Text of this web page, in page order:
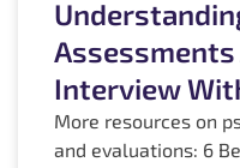
Interview
More resources on
and evaluations: 6